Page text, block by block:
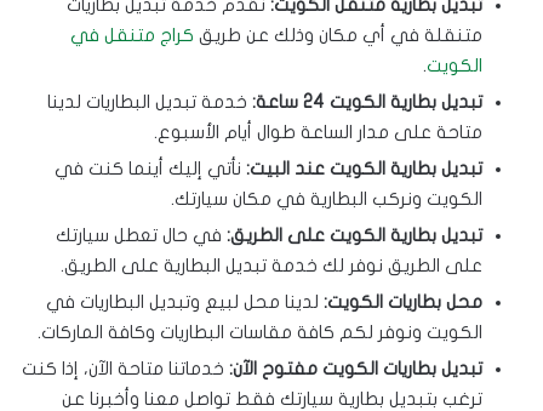
تبديل بطارية متنقل الكويت: نقدم خدمة تبديل بطاريات
متنقلة في أي مكان وذلك عن طريق كراج متنقل في
الكويت.
تبديل بطارية الكويت 24 ساعة:
خدمة تبديل البطاريات لدينا
متاحة على مدار الساعة طوال أيام الأسبوع.
تبديل بطارية الكويت عند البيت: نأتي إليك أينما كنت في
الكويت ونركب البطارية في مكان سيارتك.
تبديل بطارية الكويت على الطريق: في حال تعطل سيارتك
على الطريق نوفر لك خدمة تبديل البطارية على الطريق.
محل بطاريات الكويت: لدينا محل لبيع وتبديل البطاريات في
الكويت ونوفر لكم كافة مقاسات البطاريات وكافة الماركات.
تبديل بطاريات الكويت مفتوح الآن: خدماتنا متاحة الآن، إذا كنت
ترغب بتبديل بطارية سيارتك فقط تواصل معنا وأخبرنا عن